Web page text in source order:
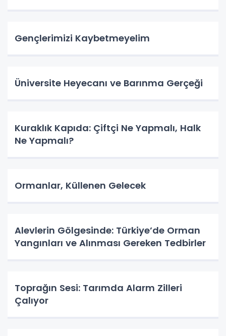
Gençlerimizi Kaybetmeyelim
Üniversite Heyecanı ve Barınma Gerçeği
Kuraklık Kapıda: Çiftçi Ne Yapmalı, Halk
Ne Yapmalı?
Ormanlar, Küllenen Gelecek
Alevlerin Gölgesinde: Türkiye’de Orman
Yangınları ve Alınması Gereken Tedbirler
Toprağın Sesi: Tarımda Alarm Zilleri
Çalıyor